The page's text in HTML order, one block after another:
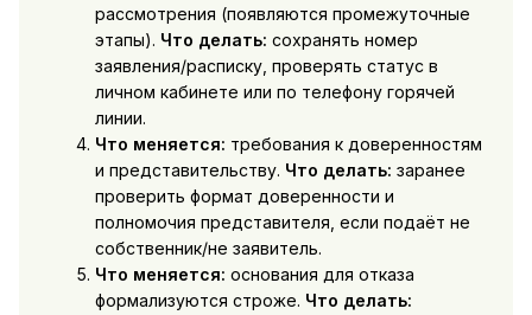
рассмотрения (появляются промежуточные
этапы). Что делать: сохранять номер
заявления/расписку, проверять статус в
личном кабинете или по телефону горячей
линии.
Что меняется: требования к доверенностям
и представительству. Что делать: заранее
проверить формат доверенности и
полномочия представителя, если подаёт не
собственник/не заявитель.
Что меняется: основания для отказа
формализуются строже. Что делать: